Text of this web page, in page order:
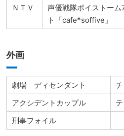
ＮＴＶ
声優戦隊ボイストー
ト「cafe*soffive」
外画
劇場 ディセンダント
アクシデントカップル
刑事フォイル